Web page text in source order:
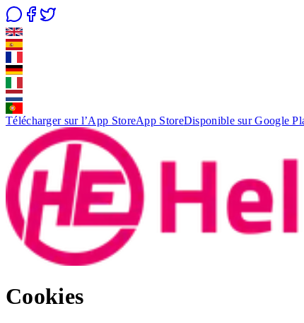
Télécharger sur l’App StoreApp StoreDisponible sur Google
Cookies